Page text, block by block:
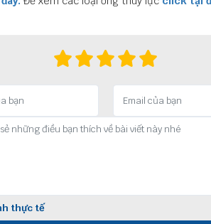
thực tế